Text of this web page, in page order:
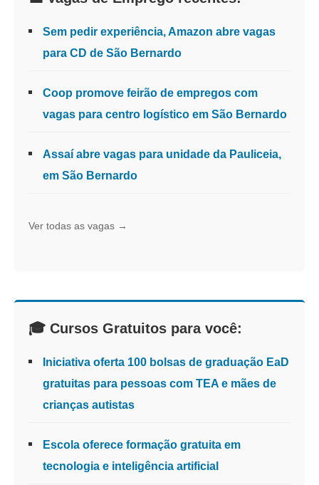
Sem pedir experiência, Amazon abre vagas
para CD de São Bernardo
Coop promove feirão de empregos com
vagas para centro logístico em São Bernardo
Assaí abre vagas para unidade da Pauliceia,
em São Bernardo
Ver todas as vagas →
🎓 Cursos Gratuitos para você:
Iniciativa oferta 100 bolsas de graduação EaD
gratuitas para pessoas com TEA e mães de
crianças autistas
Escola oferece formação gratuita em
tecnologia e inteligência artificial